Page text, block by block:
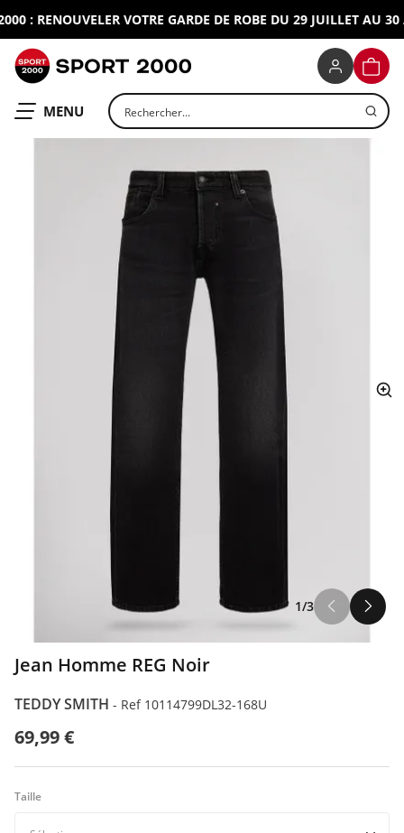
: RENOUVELER VOTRE GARDE DE ROBE DU 29 JUILLET AU 30
OUVRIR LE
MENU Rechercher un produit
1/3
Jean Homme REG Noir
TEDDY SMITH - Ref 10114799DL32-168U
69,99 €
Taille